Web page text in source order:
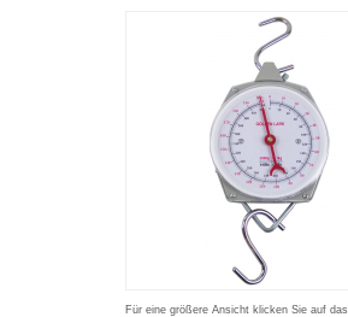
Für eine größere Ansicht klicken Sie auf das